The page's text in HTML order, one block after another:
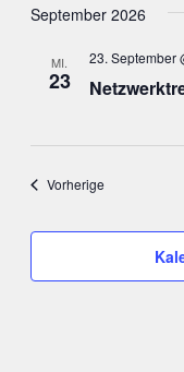
wählen.
September 2026
MI.
23
23. September
Vorherige